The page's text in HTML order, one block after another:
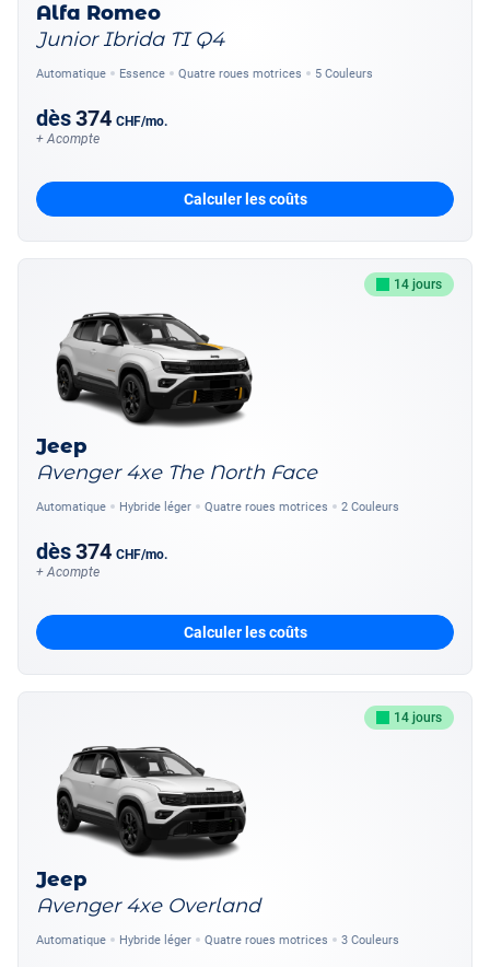
Alfa Romeo
Junior Ibrida TI Q4
Automatique Essence Quatre roues motrices 5 Couleurs
dès374 CHF/mo.
+ Acompte
Calculer les coûts
14 jours
Jeep
Avenger 4xe The North Face
Automatique Hybride léger Quatre roues motrices 2 Couleurs
dès374 CHF/mo.
+ Acompte
Calculer les coûts
14 jours
Jeep
Avenger 4xe Overland
Automatique Hybride léger Quatre roues motrices 3 Couleurs